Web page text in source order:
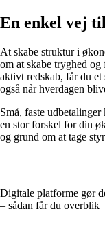
En enkel vej
At skabe struktur i
om at skabe tryghed
aktivt redskab, får du
også når hverdagen
Små, faste
en stor forskel for din
og grund om at tage
Digitale platforme gør
– sådan får du overblik